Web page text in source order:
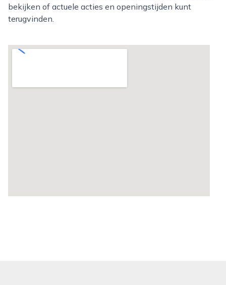
bekijken of actuele acties en openingstijden kunt
terugvinden.